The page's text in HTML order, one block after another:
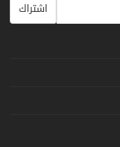
اشتراك